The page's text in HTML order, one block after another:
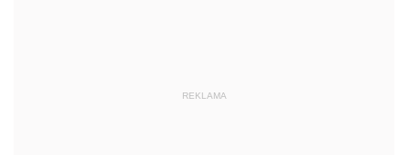
REKLAMA